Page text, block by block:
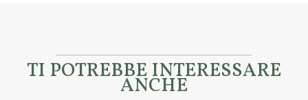
TI POTREBBE INTERESSARE
ANCHE